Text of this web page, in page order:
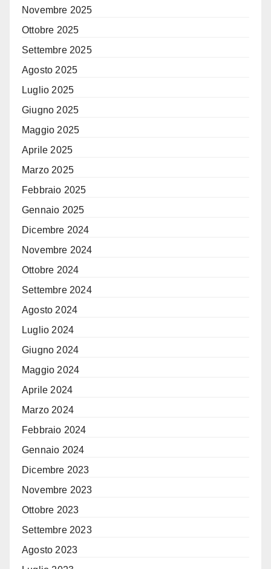
Novembre 2025
Ottobre 2025
Settembre 2025
Agosto 2025
Luglio 2025
Giugno 2025
Maggio 2025
Aprile 2025
Marzo 2025
Febbraio 2025
Gennaio 2025
Dicembre 2024
Novembre 2024
Ottobre 2024
Settembre 2024
Agosto 2024
Luglio 2024
Giugno 2024
Maggio 2024
Aprile 2024
Marzo 2024
Febbraio 2024
Gennaio 2024
Dicembre 2023
Novembre 2023
Ottobre 2023
Settembre 2023
Agosto 2023